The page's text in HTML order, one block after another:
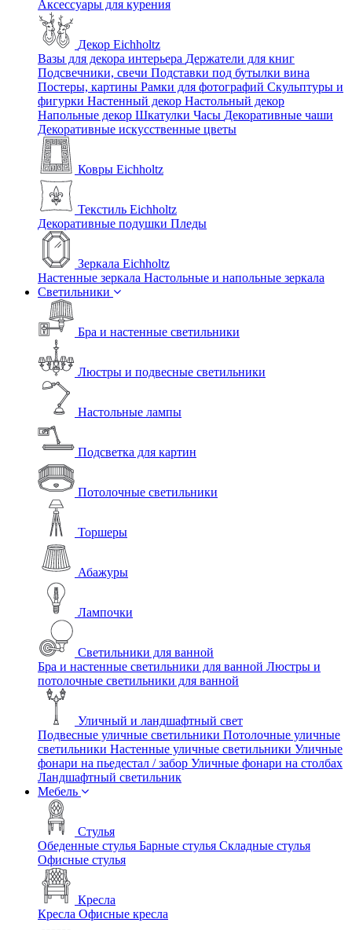
Аксессуары для курения
Декор Eichholtz
Вазы для декора интерьера Держатели для книг
Подсвечники, свечи Подставки под бутылки вина
Постеры, картины Рамки для фотографий Скульптуры и
фигурки Настенный декор Настольный декор
Напольные декор Шкатулки Часы Декоративные чаши
Декоративные искусственные цветы
Ковры Eichholtz
Текстиль Eichholtz
Декоративные подушки Пледы
Зеркала Eichholtz
Настенные зеркала Настольные и напольные зеркала
Светильники
Бра и настенные светильники
Люстры и подвесные светильники
Настольные лампы
Подсветка для картин
Потолочные светильники
Торшеры
Абажуры
Лампочки
Светильники для ванной
Бра и настенные светильники для ванной Люстры и
потолочные светильники для ванной
Уличный и ландшафтный свет
Подвесные уличные светильники Потолочные уличные
светильники Настенные уличные светильники Уличные
фонари на пьедестал / забор Уличные фонари на столбах
Ландшафтный светильник
Мебель
Стулья
Обеденные стулья Барные стулья Складные стулья
Офисные стулья
Кресла
Кресла Офисные кресла